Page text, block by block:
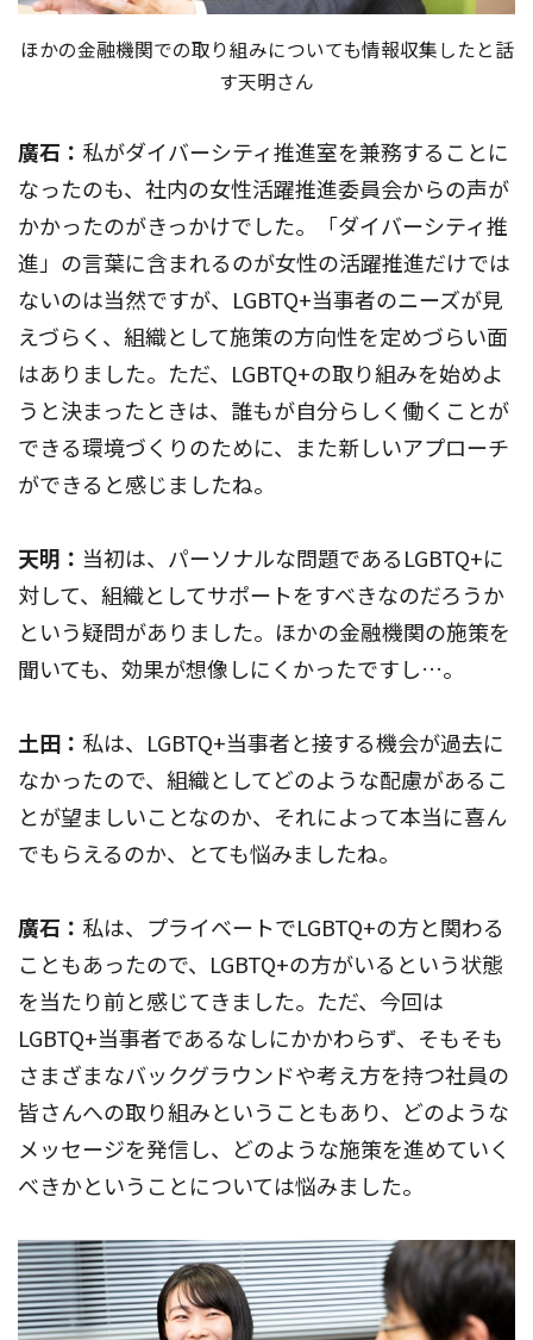
ほかの金融機関での取り組みについても情報収集したと話
す天明さん
廣石： 私がダイバーシティ推進室を兼務することに
なったのも、社内の女性活躍推進委員会からの声が
かかったのがきっかけでした。「ダイバーシティ推
進」の言葉に含まれるのが女性の活躍推進だけでは
ないのは当然ですが、LGBTQ+当事者のニーズが見
えづらく、組織として施策の方向性を定めづらい面
はありました。ただ、LGBTQ+の取り組みを始めよ
うと決まったときは、誰もが自分らしく働くことが
できる環境づくりのために、また新しいアプローチ
ができると感じましたね。
天明： 当初は、パーソナルな問題であるLGBTQ+に
対して、組織としてサポートをすべきなのだろうか
という疑問がありました。ほかの金融機関の施策を
聞いても、効果が想像しにくかったですし…。
土田： 私は、LGBTQ+当事者と接する機会が過去に
なかったので、組織としてどのような配慮があるこ
とが望ましいことなのか、それによって本当に喜ん
でもらえるのか、とても悩みましたね。
廣石： 私は、プライベートでLGBTQ+の方と関わる
こともあったので、LGBTQ+の方がいるという状態
を当たり前と感じてきました。ただ、今回は
LGBTQ+当事者であるなしにかかわらず、そもそも
さまざまなバックグラウンドや考え方を持つ社員の
皆さんへの取り組みということもあり、どのような
メッセージを発信し、どのような施策を進めていく
べきかということについては悩みました。